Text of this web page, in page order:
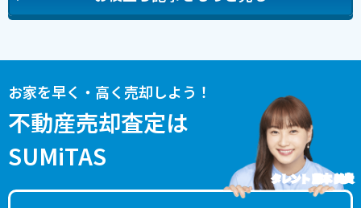
お家を早く・高く売却しよう！
不動産売却査定は
SUMiTAS
タレント 藤本 美貴